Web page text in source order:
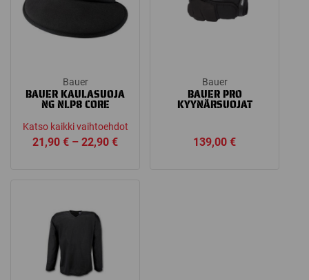
Bauer
BAUER KAULASUOJA
NG NLP8 CORE
Katso kaikki vaihtoehdot
21,90€ – 22,90€Price
Bauer
BAUER PRO
KYYNÄRSUOJAT
139,00€